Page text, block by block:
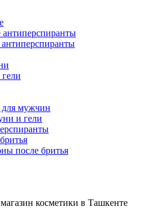
мужчин
и гели
после бритья
косметики в Ташкенте